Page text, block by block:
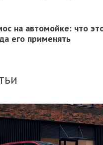
на автомойке: что
его применять